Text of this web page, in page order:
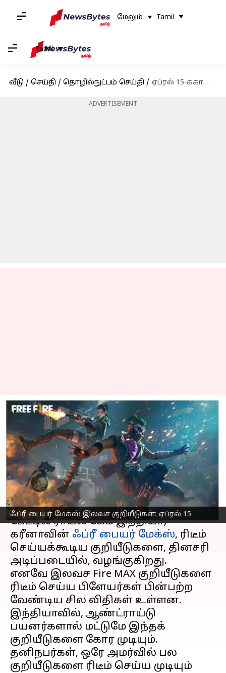
மேலும் Tamil
Tamil
வீடு / செய்தி / தொழில்நுட்பம் செய்தி / ஏப்ரல் 15-க்கான Free Fire MAX இலவச குறியீடுகள்: பெறுவதற்கான வழிமுறைகள்
ADVERTISEMENT
ஃப்ரீ பையர் மேக்ஸ் இலவச குறியீடுகள்: ஏப்ரல் 15
ஏப்ரல் 15-க்கான Free Fire
MAX இலவச குறியீடுகள்:
பெறுவதற்கான
வழிமுறைகள்
எழுதியவர் Siranjeevi Apr 15, 2023 06:00 am
செய்தி முன்னோட்டம்
பேட்டில் ராயல் கேம் இந்தியா,
கரீனாவின் ஃப்ரீ பையர் மேக்ஸ், ரிடீம்
செய்யக்கூடிய குறியீடுகளை, தினசரி
அடிப்படையில், வழங்குகிறது.
எனவே இலவச Fire MAX குறியீடுகளை
ரிடீம் செய்ய பிளேயர்கள் பின்பற்ற
வேண்டிய சில விதிகள் உள்ளன.
இந்தியாவில், ஆண்ட்ராய்டு
பயனர்களால் மட்டுமே இந்தக்
குறியீடுகளை கோர முடியும்.
தனிநபர்கள், ஒரே அமர்வில் பல
குறியீடுகளை ரிடீம் செய்ய முடியும்